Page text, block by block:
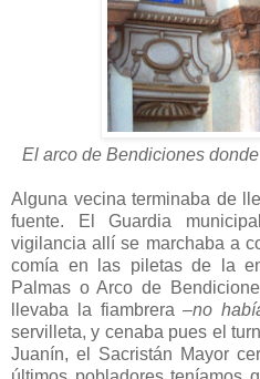
El arco de Bendiciones
Alguna vecina terminaba de
fuente. El Guardia
vigilancia allí se marchaba a
comía en las piletas de la
Palmas o Arco de
llevaba la fiambrera–no
servilleta, y cenaba pues el
Juanín, el Sacristán Mayor